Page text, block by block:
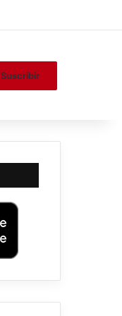
Suscribir